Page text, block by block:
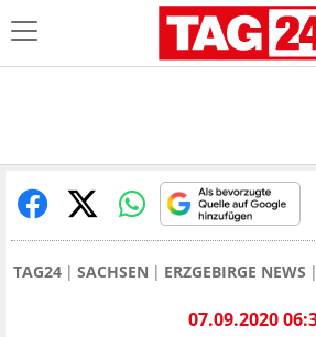
TAG24 SACHSEN ERZGEBIRGE NEWS
07.09.2020